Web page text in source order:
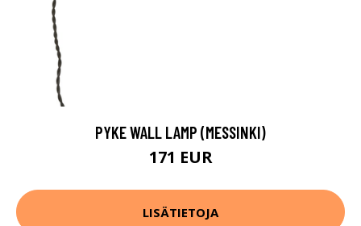
PYKE WALL LAMP (MESSINKI)
171 EUR
LISÄTIETOJA